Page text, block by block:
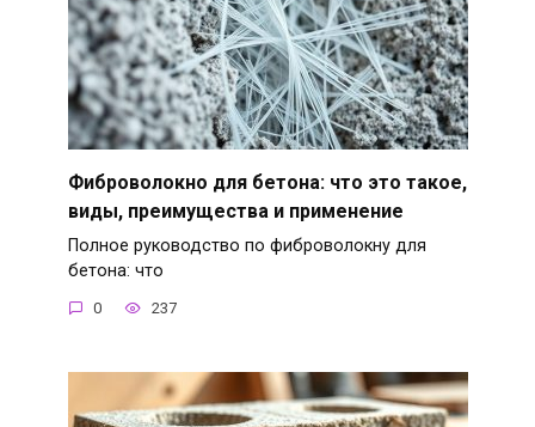
Фиброволокно для бетона: что это такое,
виды, преимущества и применение
Полное руководство по фиброволокну для
бетона: что
0 237